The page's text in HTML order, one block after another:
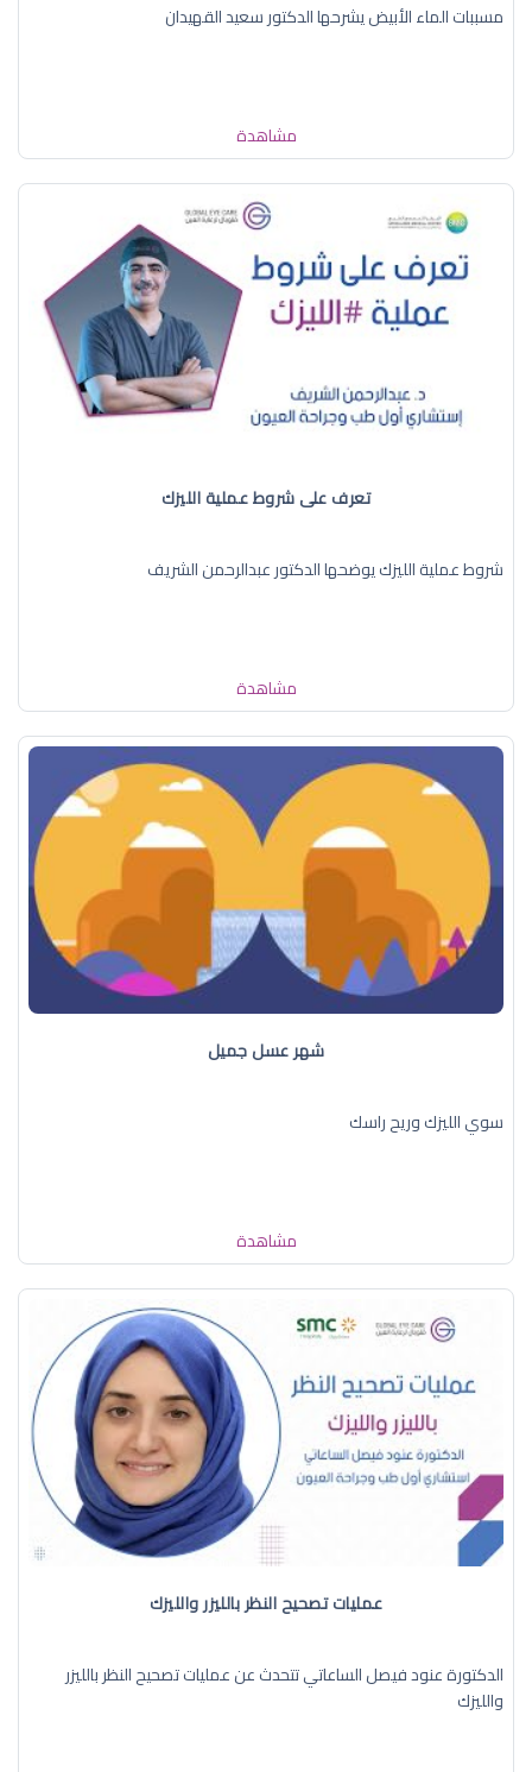
مسببات الماء الأبيض يشرحها الدكتور سعيد القهيدان
مشاهدة
تعرف على شروط عملية الليزك
شروط عملية الليزك يوضحها الدكتور عبدالرحمن الشريف
مشاهدة
شهر عسل جميل
سوي الليزك وريح راسك
مشاهدة
عمليات تصحيح النظر بالليزر والليزك
الدكتورة عنود فيصل الساعاتي تتحدث عن عمليات تصحيح النظر بالليزر
والليزك